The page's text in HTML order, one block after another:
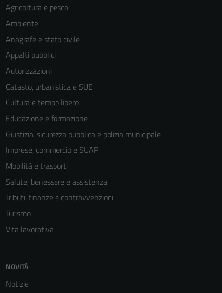
Agricoltura e pesca
Ambiente
Anagrafe e stato civile
Appalti pubblici
Autorizzazioni
Catasto, urbanistica e SUE
Cultura e tempo libero
Educazione e formazione
Giustizia, sicurezza pubblica e polizia municipale
Imprese, commercio e SUAP
Mobilità e trasporti
Salute, benessere e assistenza
Tributi, finanze e contravvenzioni
Turismo
Vita lavorativa
NOVITÀ
Notizie
disabilitati.